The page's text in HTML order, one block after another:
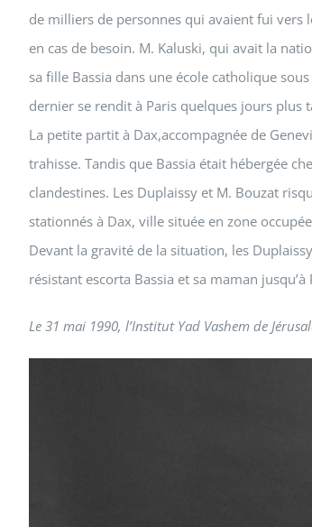
de milliers de personnes qui avaient fui vers
en cas de besoin. M. Kaluski, qui avait la
sa fille Bassia dans une école catholique
dernier se rendit à Paris quelques jours plus
La petite partit à Dax,accompagnée de
trahisse. Tandis que Bassia était hébergée
clandestines. Les Duplaissy et M. Bouzat
stationnés à Dax, ville située en zone
Devant la gravité de la situation, les
résistant escorta Bassia et sa maman
Le 31 mai 1990, l’Institut Yad Vashem de